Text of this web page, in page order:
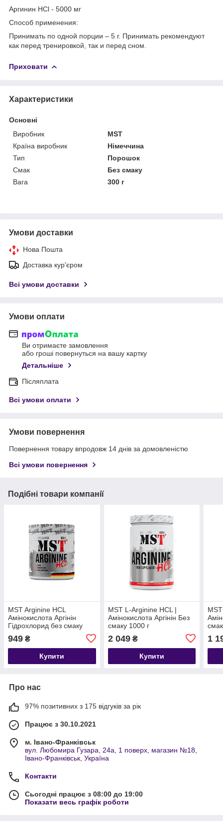
Аргинин HCl - 5000 мг
Способ применения:
Принимать по одной порции – 5 г. Принимать рекомендуют
как перед тренировкой, так и перед сном.
Приховати
Характеристики
Основні
Виробник
MST
Країна виробник
Німеччина
Тип
Порошок
Смак
Без смаку
Вага
300 г
Умови доставки
Нова Пошта
Доставка кур'єром
Всі умови доставки
Умови оплати
Ви отримаєте замовлення
або гроші повернуться на вашу картку
Детальніше
Післяплата
Всі умови оплати
Умови повернення
Повернення товару впродовж 14 днів за домовленістю
Всі умови повернення
Подібні товари компанії
MST Arginine HCL
Амінокислота Аргінін
Гідрохлорид без смаку
949 ₴
Купити
MST L-Arginine HCL |
Амінокислота Аргінін Без
смаку 1000 г
2 049₴
Купити
1
Про нас
97% позитивних з 175 відгуків за рік
Працює з 30.10.2021
м. Івано-Франківськ
вул. Любомира Гузара, 24а, 1 поверх, магазин №18,
Івано-Франківськ, Україна
Контакти
Сьогодні працює з 08:00 до 19:00
Показати весь графік роботи